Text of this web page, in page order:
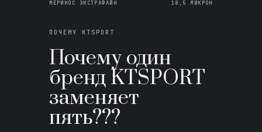
МЕРИНОС ЭКСТРАФАЙН 18,5 МИКРОН
ПОЧЕМУ KTSPORT
Почему один
бренд KTSPORT
заменяет
пять???